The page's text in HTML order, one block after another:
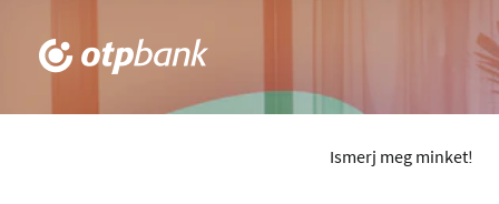
Ismerj meg minket!